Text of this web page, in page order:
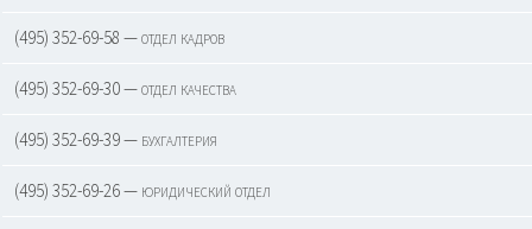
(495) 352-69-58 — отдел кадров
(495) 352-69-30 — отдел качества
(495) 352-69-39 — бухгалтерия
(495) 352-69-26 — юридический отдел